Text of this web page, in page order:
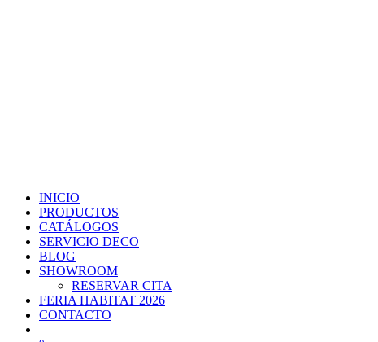
INICIO
PRODUCTOS
CATÁLOGOS
SERVICIO DECO
BLOG
SHOWROOM
RESERVAR CITA
FERIA HABITAT 2026
CONTACTO